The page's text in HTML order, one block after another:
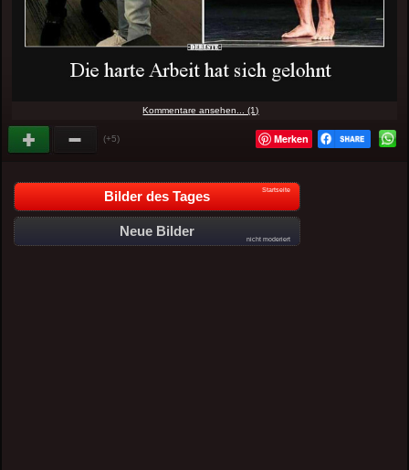
Kommentare ansehen... (1)
(+5) Merken
Bilder des Tages Startseite
Neue Bilder
nicht moderiert